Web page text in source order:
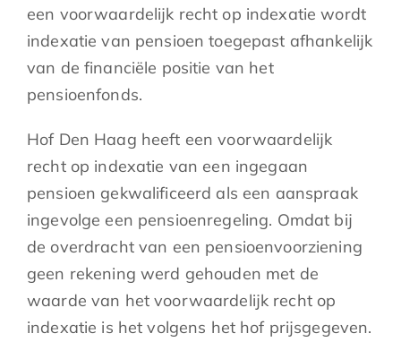
een voorwaardelijk recht op indexatie wordt
indexatie van pensioen toegepast afhankelijk
van de financiële positie van het
pensioenfonds.
Hof Den Haag heeft een voorwaardelijk
recht op indexatie van een ingegaan
pensioen gekwalificeerd als een aanspraak
ingevolge een pensioenregeling. Omdat bij
de overdracht van een pensioenvoorziening
geen rekening werd gehouden met de
waarde van het voorwaardelijk recht op
indexatie is het volgens het hof prijsgegeven.